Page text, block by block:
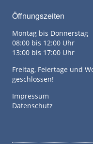
Öffnungszeiten
Montag bis Donnerstag
08:00 bis 12:00 Uhr
13:00 bis 17:00 Uhr
Freitag, Feiertage und
geschlossen!
Impressum
Datenschutz